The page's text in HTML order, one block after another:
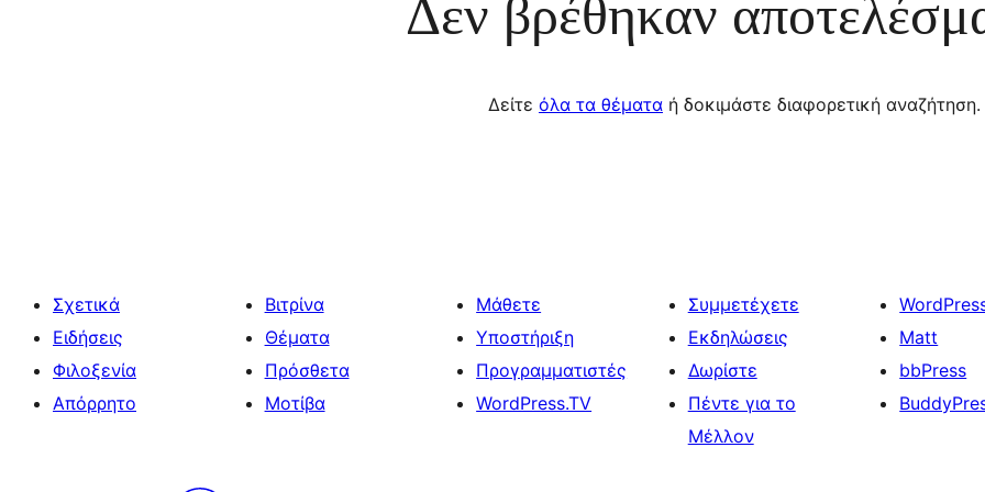
Δεν βρέθηκαν
Δείτε όλα τα θέματα ή δοκιμάστε διαφορετική αναζήτηση.
Σχετικά
Ειδήσεις
Φιλοξενία
Απόρρητο
Βιτρίνα
Θέματα
Πρόσθετα
Μοτίβα
Μάθετε
Υποστήριξη
Προγραμματιστές
WordPress.TV
Συμμετέχετε
Εκδηλώσεις
Δωρίστε
Πέντε για το
Μέλλον
Matt
bbPress